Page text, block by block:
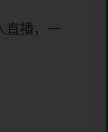
直播，一